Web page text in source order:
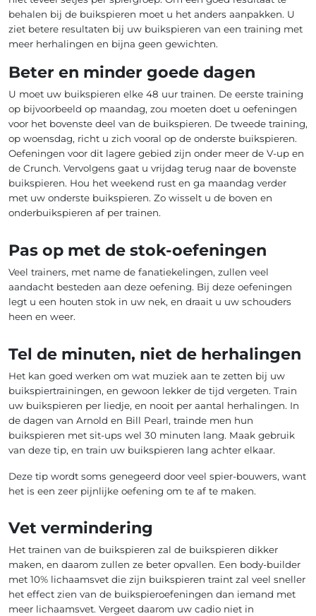
behalen bij de buikspieren moet u het anders aanpakken. U
ziet betere resultaten bij uw buikspieren van een training met
meer herhalingen en bijna geen gewichten.
Beter en minder goede dagen
U moet uw buikspieren elke 48 uur trainen. De eerste training
op bijvoorbeeld op maandag, zou moeten doet u oefeningen
voor het bovenste deel van de buikspieren. De tweede training,
op woensdag, richt u zich vooral op de onderste buikspieren.
Oefeningen voor dit lagere gebied zijn onder meer de V-up en
de Crunch. Vervolgens gaat u vrijdag terug naar de bovenste
buikspieren. Hou het weekend rust en ga maandag verder
met uw onderste buikspieren. Zo wisselt u de boven en
onderbuikspieren af per trainen.
Pas op met de stok-oefeningen
Veel trainers, met name de fanatiekelingen, zullen veel
aandacht besteden aan deze oefening. Bij deze oefeningen
legt u een houten stok in uw nek, en draait u uw schouders
heen en weer.
Tel de minuten, niet de herhalingen
Het kan goed werken om wat muziek aan te zetten bij uw
buikspiertrainingen, en gewoon lekker de tijd vergeten. Train
uw buikspieren per liedje, en nooit per aantal herhalingen. In
de dagen van Arnold en Bill Pearl, trainde men hun
buikspieren met sit-ups wel 30 minuten lang. Maak gebruik
van deze tip, en train uw buikspieren lang achter elkaar.
Deze tip wordt soms genegeerd door veel spier-bouwers, want
het is een zeer pijnlijke oefening om te af te maken.
Vet vermindering
Het trainen van de buikspieren zal de buikspieren dikker
maken, en daarom zullen ze beter opvallen. Een body-builder
met 10% lichaamsvet die zijn buikspieren traint zal veel sneller
het effect zien van de buikspieroefeningen dan iemand met
meer lichaamsvet. Vergeet daarom uw cadio niet in